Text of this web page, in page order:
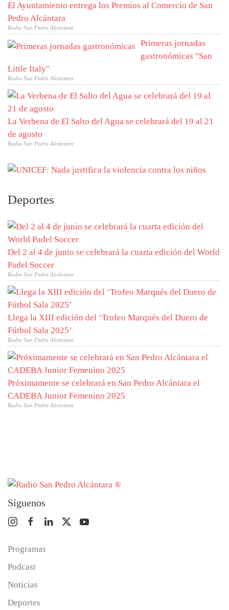
El Ayuntamiento entrega los Premios al Comercio de San
Pedro Alcántara
Radio San Pedro Alcántara
Primeras jornadas
gastronómicas "San
Little Italy"
Radio San Pedro Alcántara
La Verbena de El Salto del Agua se celebrará del 19 al 21
de agosto
Radio San Pedro Alcántara
Deportes
Del 2 al 4 de junio se celebrará la cuarta edición del World
Padel Soccer
Radio San Pedro Alcántara
Llega la XIII edición del ‘Trofeo Marqués del Duero de
Fútbol Sala 2025’
Radio San Pedro Alcántara
Próximamente se celebrará en San Pedro Alcántara el
CADEBA Junior Femenino 2025
Radio San Pedro Alcántara
Síguenos
Programas
Podcast
Noticias
Deportes